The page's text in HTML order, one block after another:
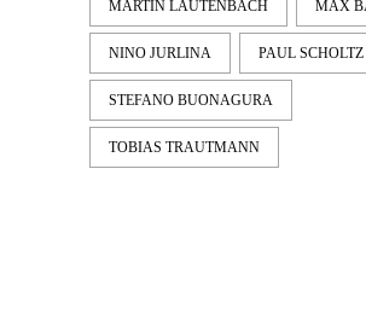
MARTIN LAUTENBACH MAX
NINO JURLINA PAUL SCHOLTZ
STEFANO BUONAGURA
TOBIAS TRAUTMANN